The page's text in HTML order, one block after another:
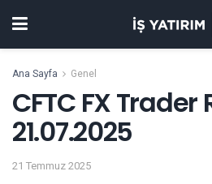
Ana Sayfa Genel
CFTC FX Trader
21.07.2025
21 Temmuz 2025